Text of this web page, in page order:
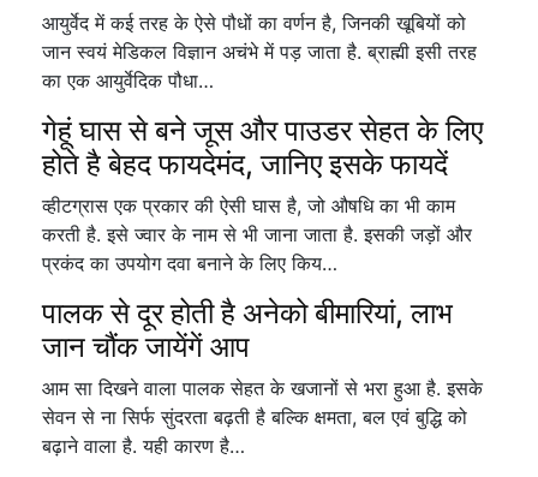
आयुर्वेद में कई तरह के ऐसे पौधों का वर्णन है, जिनकी खूबियों को
जान स्वयं मेडिकल विज्ञान अचंभे में पड़ जाता है. ब्राह्मी इसी तरह
का एक आयुर्वेदिक पौधा…
गेहूं घास से बने जूस और पाउडर सेहत के लिए
होते है बेहद फायदेमंद, जानिए इसके फायदें
व्हीटग्रास एक प्रकार की ऐसी घास है, जो औषधि का भी काम
करती है. इसे ज्वार के नाम से भी जाना जाता है. इसकी जड़ों और
प्रकंद का उपयोग दवा बनाने के लिए किय…
पालक से दूर होती है अनेको बीमारियां, लाभ
जान चौंक जायेंगें आप
आम सा दिखने वाला पालक सेहत के खजानों से भरा हुआ है. इसके
सेवन से ना सिर्फ सुंदरता बढ़ती है बल्कि क्षमता, बल एवं बुद्धि को
बढ़ाने वाला है. यही कारण है…